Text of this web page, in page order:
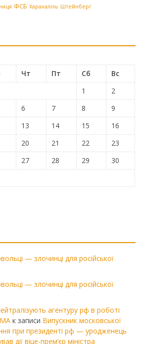
ФСБ Харахаліль Штейнберг
Чт Пт Сб
Вс
1
2
6 7 8
9
13 14 15
16
20 21 22
23
27 28 29
30
— злочинці для російської
— злочинці для російської
агентуру рф в роботі
к записи Випускник московської
при президенті рф — уродженець
дії віце-прем’єр міністра